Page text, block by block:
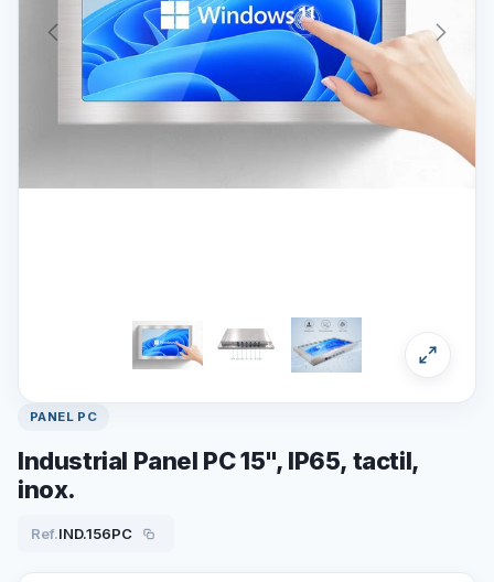
PANEL PC
Industrial Panel PC 15", IP65, tactil,
inox.
Ref.IND.156PC